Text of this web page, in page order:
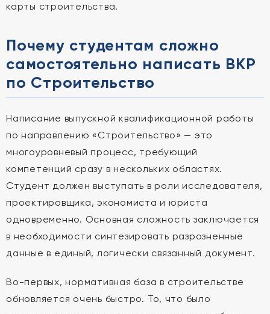
карты строительства.
Почему студентам сложно
самостоятельно написать ВКР
по Строительство
Написание выпускной квалификационной работы
по направлению «Строительство» — это
многоуровневый процесс, требующий
компетенций сразу в нескольких областях.
Студент должен выступать в роли исследователя,
проектировщика, экономиста и юриста
одновременно. Основная сложность заключается
в необходимости синтезировать разрозненные
данные в единый, логически связанный документ.
Во-первых, нормативная база в строительстве
обновляется очень быстро. То, что было